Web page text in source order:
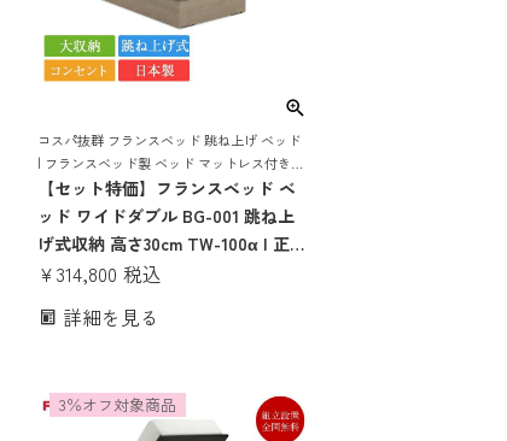
コスパ抜群 フランスベッド 跳ね上げ ベッド
| フランスベッド製 ベッド マットレス付き
マットレスセット ベッドセット マットレス
付き コンセント おしゃれ 収納
【セット特価】フランスベッド ベ
ッド ワイドダブル BG-001 跳ね上
げ式収納 高さ30cm TW-100α | 正規
品 フランスベッド製 ワイドダブル
セット ベッドセット コンセント付
¥314,800 税込
詳細を見る
3％オフ対象商品